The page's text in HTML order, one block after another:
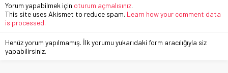
Yorum yapabilmek için oturum açmalısınız.
This site uses Akismet to reduce spam. Learn how your comment data
is processed.
Henüz yorum yapılmamış. İlk yorumu yukarıdaki form aracılığıyla siz
yapabilirsiniz.